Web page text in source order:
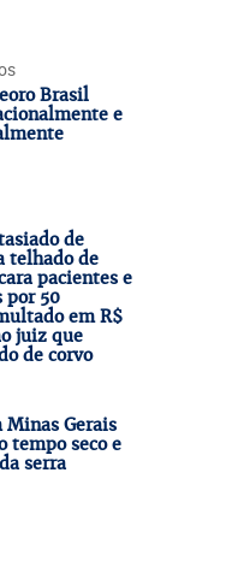
Brasil
e
de
telhado de
pacientes e
por 50
em R$
juiz que
de corvo
Minas Gerais
tempo seco e
serra